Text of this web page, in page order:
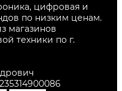
цифровая и
по низким ценам.
магазинов
техники по г.